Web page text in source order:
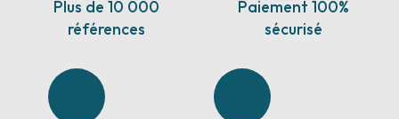
Plus de 10 000
références
Paiement 100%
sécurisé